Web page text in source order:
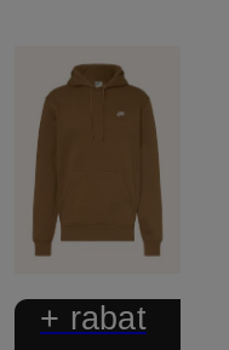
+ rabat